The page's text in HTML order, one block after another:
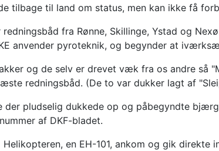
tilbage til land om status, men kan ikke få
fra Rønne, Skillinge, Ystad og
anvender pyroteknik, og begynder at
og de selv er drevet væk fra os andre så
redningsbåd. (De to var dukker lagt af
der pludselig dukkede op og påbegyndte
af DKF-bladet.
Helikopteren, en EH-101, ankom og gik